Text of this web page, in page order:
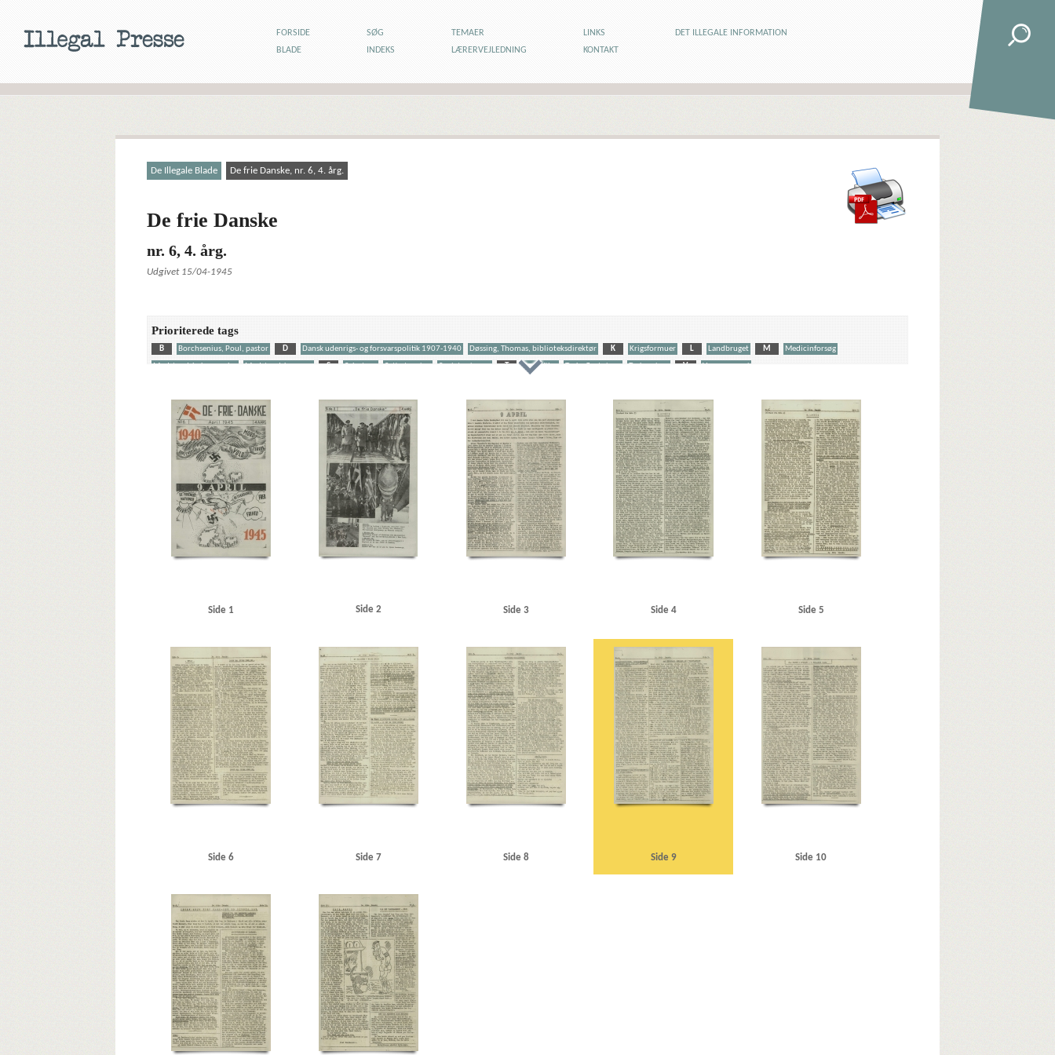
FORSIDE SØG TEMAER LINKS
DET ILLEGALE INFORMATION
BLADE
INDEKS LÆRERVEJLEDNING KONTAKT
De Illegale Blade De frie Danske, nr. 6, 4. årg.
De frie Danske
nr. 6, 4. årg.
Udgivet 15/04-1945
Prioriterede tags
B Borchsenius, Poul, pastor D Dansk udenrigs- og forsvarspolitik 1907-1940 Døssing, Thomas, biblioteksdirektør K Krigsformuer L Landbruget M
Medicinforsøg
Modstandsbekæmpelse
Modstandskampen S Sabotage Satiretegning Sovjetunionen T Tyske film Tyske flygtninge Tyskerpiger V Værnemageri
Aarøsund Afrika Amerika Bach, konditor, Kbh. Belgien Birkerød Blædel, Nicolai, redaktør Borchsenius, Poul, pastor Bornholm Brandes, Edvard, politiker
Briand, Aristide
Brooke, Sir Alan
C Casino, biograf, Kbh. Christensen, I.C., politiker Churchill, Winston Clausen, Frits, politiker Clearingkontoen D Danmark, skoleskib Danmarks Frihedsraad
Dardanellerne
Døssing, Thomas, biblioteksdirektør
Eden, Anthony Eggers, Olga Finland FN (De forenede Nationer) Fredericia Fyn G Goebbels, Joseph
Göring, Hermann
Gründgens, Gustav, skuespiller
H Hamlet, skuespil Hearst, William Randolph Holland Hørup, Viggo, politiker I Inter-Komintern Istedgade, Kbh. J Jugoslavien
Jylland
Kielerkanalen Kube, Wilhelm, generalkommissær L Langeland Lemvig-Müller, Arendt Lillebælt Lillebæltsbroen Lindemann, Georg Lolland
LS (Landbrugernes Sammenslutning)
Lütken, C.F., kaptajn
Lutze, Viktor, SA-stabschef M Middelfart Middelgrundsfortet Minsk Modstandsbevægelsen, den danske Moltke, generalstabschef Montgomery, Bernard
Moskva
Munch, Peter, politiker
Mussolini, Benito Nationalbanken New York Nieznana, Anna Nordnorge Nordsjælland Nordsøen O Opdragelse til Døden, bogtitel P
Polen
Pürschel, Victor, politiker
R Raben-Levetzau, Frederik Christopher Otto, lensgreve Ravensbrück Renthe-Fink, Cecil von Rode, Ove, politiker Rotterdam Rumænien Rusland
S
Scavenius, Erik, politiker
Simpson, general Sjælland Skandinavien Sovjetunionen SS Stauning, Thorvald, politiker Stresa Stresemann, Gustav Sølund, Skanderborg
Sønderjylland
Side 1 Side 2 Side 3 Side 4 Side 5
Side 6 Side 7 Side 8 Side 9 Side 10